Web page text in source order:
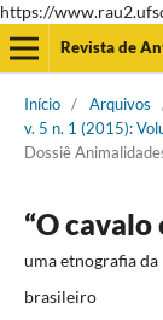
https://
Revista de
Início / Arquivos
v. 5 n. 1 (2015):
Dossiê
“O cavalo
uma etnografia
brasileiro